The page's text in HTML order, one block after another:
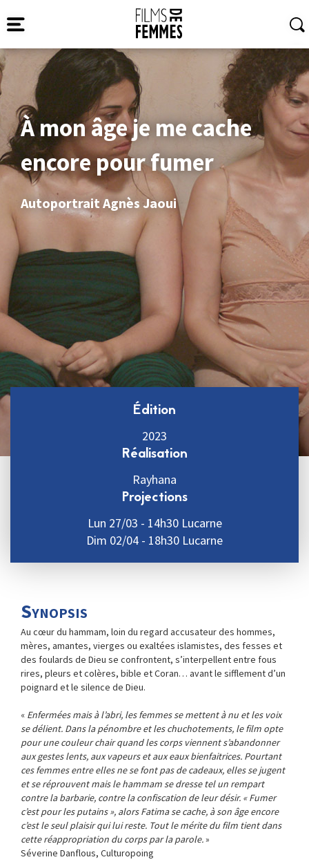
À mon âge je me cache
encore pour fumer
Autoportrait Agnès Jaoui
Édition
2023
Réalisation
Rayhana
Projections
Lun 27/03 - 14h30 Lucarne
Dim 02/04 - 18h30 Lucarne
Synopsis
Au cœur du hammam, loin du regard accusateur des hommes,
mères, amantes, vierges ou exaltées islamistes, des fesses et
des foulards de Dieu se confrontent, s’interpellent entre fous
rires, pleurs et colères, bible et Coran… avant le sifflement d’un
poignard et le silence de Dieu.
« Enfermées mais à l’abri, les femmes se mettent à nu et les voix
se délient. Dans la pénombre et les chuchotements, le film opte
pour une couleur chair quand les corps viennent s’abandonner
aux gestes lents, aux vapeurs et aux eaux bienfaitrices. Pourtant
ces femmes entre elles ne se font pas de cadeaux, elles se jugent
et se réprouvent mais le hammam se dresse tel un rempart
contre la barbarie, contre la confiscation de leur désir. « Fumer
c’est pour les putains », alors Fatima se cache, à son âge encore
c’est le seul plaisir qui lui reste. Tout le mérite du film tient dans
cette réappropriation du corps par la parole.»
Séverine Danflous, Culturopoing